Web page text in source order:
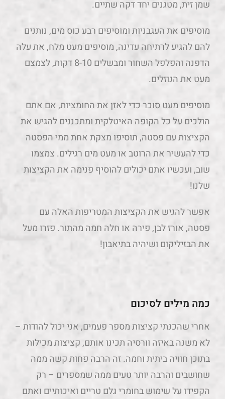
שמן זית, מטגנים יחד דקה שתיים.
מוסיפים את העגבניות ומוסיפים רבע כוס מים, נותנים
להם להגיע לרתיחה עדינה, מוסיפים מעט מלח, את עלה
הדפנה והפלפל השחור ומבשלים 8-10 דקות, לצמצם
מעט את הנוזלים.
מוסיפים מעט סוכר כדי לאזן את החומציות, אם אתם
הולכים על כל הקופה האיטלקית ומתכננים להגיש את
הקציצות עם פסטה, תוסיפו מצקת אחת ממי הפסטה
כדי להעשיר את הרוטב או מעט מים רגילים. צמצמו
שוב, ועכשיו אתם יכולים להוסיף פנימה את הקציצות
שלנו!
אפשר להגיש את הקציצות המטריפות האלה עם
פסטה, אורז לבן, פירה או חלה חמה מהתור. פזרו מעל
את הבזיליקום ושיהיה בתיאבון!
כמה מילים לסיכום
אחרי שהכנתי קציצות מספר פעמים, אני יכול להודות –
לא משנה באיזה וורסיה תכינו אותם, קציצות מכילות
בתוכן חוויה ביתית וחמה. זה הרבה פחות קשה ממה
שחושבים והרבה יותר טעים ממה שמספרים – רק
הקפידו על שימוש בחומרי גלם טריים ואיכותיים ואתם